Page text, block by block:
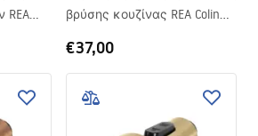
REA
βρύσης κουζίνας REA Colin
€37,00